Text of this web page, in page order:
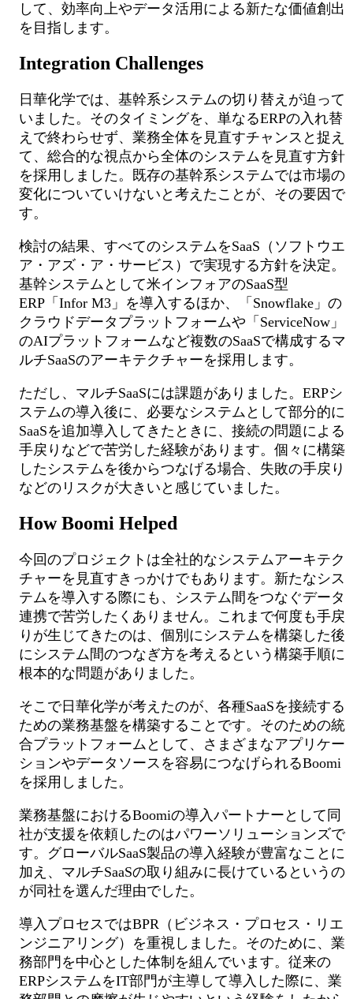
して、効率向上やデータ活用による新たな価値創出
を目指します。
Integration Challenges
日華化学では、基幹系システムの切り替えが迫って
いました。そのタイミングを、単なるERPの入れ替
えで終わらせず、業務全体を見直すチャンスと捉え
て、総合的な視点から全体のシステムを見直す方針
を採用しました。既存の基幹系システムでは市場の
変化についていけないと考えたことが、その要因で
す。
検討の結果、すべてのシステムをSaaS（ソフトウエ
ア・アズ・ア・サービス）で実現する方針を決定。
基幹システムとして米インフォアのSaaS型
ERP「Infor M3」を導入するほか、「Snowflake」の
クラウドデータプラットフォームや「ServiceNow」
のAIプラットフォームなど複数のSaaSで構成するマ
ルチSaaSのアーキテクチャーを採用します。
ただし、マルチSaaSには課題がありました。ERPシ
ステムの導入後に、必要なシステムとして部分的に
SaaSを追加導入してきたときに、接続の問題による
手戻りなどで苦労した経験があります。個々に構築
したシステムを後からつなげる場合、失敗の手戻り
などのリスクが大きいと感じていました。
How Boomi Helped
今回のプロジェクトは全社的なシステムアーキテク
チャーを見直すきっかけでもあります。新たなシス
テムを導入する際にも、システム間をつなぐデータ
連携で苦労したくありません。これまで何度も手戻
りが生じてきたのは、個別にシステムを構築した後
にシステム間のつなぎ方を考えるという構築手順に
根本的な問題がありました。
そこで日華化学が考えたのが、各種SaaSを接続する
ための業務基盤を構築することです。そのための統
合プラットフォームとして、さまざまなアプリケー
ションやデータソースを容易につなげられるBoomi
を採用しました。
業務基盤におけるBoomiの導入パートナーとして同
社が支援を依頼したのはパワーソリューションズで
す。グローバルSaaS製品の導入経験が豊富なことに
加え、マルチSaaSの取り組みに長けているというの
が同社を選んだ理由でした。
導入プロセスではBPR（ビジネス・プロセス・リエ
ンジニアリング）を重視しました。そのために、業
務部門を中心とした体制を組んでいます。従来の
ERPシステムをIT部門が主導して導入した際に、業